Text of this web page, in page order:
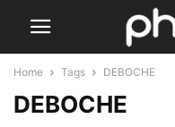
Home Tags DEBOCHE
DEBOCHE